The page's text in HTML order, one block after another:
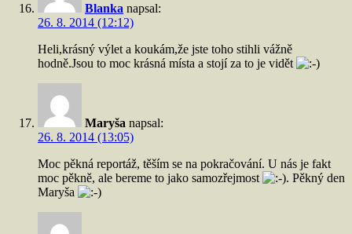
Blanka napsal:
26. 8. 2014 (12:12)
Heli,krásný výlet a koukám,že jste toho stihli vážně
hodně.Jsou to moc krásná místa a stojí za to je vidět
Maryša napsal:
26. 8. 2014 (13:05)
Moc pěkná reportáž, těším se na pokračování. U nás je fakt
moc pěkně, ale bereme to jako samozřejmost
. Pěkný den
Maryša